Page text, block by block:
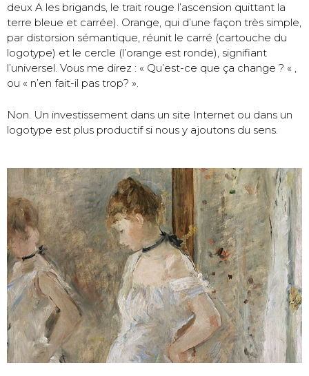
deux A les brigands, le trait rouge l’ascension quittant la
terre bleue et carrée). Orange, qui d’une façon très simple,
par distorsion sémantique, réunit le carré (cartouche du
logotype) et le cercle (l’orange est ronde), signifiant
l’universel. Vous me direz : « Qu’est-ce que ça change ? « ,
ou « n’en fait-il pas trop? ».
Non. Un investissement dans un site Internet ou dans un
logotype est plus productif si nous y ajoutons du sens.